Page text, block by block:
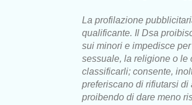
La profilazione
qualificante. Il Dsa
sui minori e impedisce
sessuale, la religione o le
classificarli; consente,
preferiscano di rifiutarsi di
proibendo di dare meno